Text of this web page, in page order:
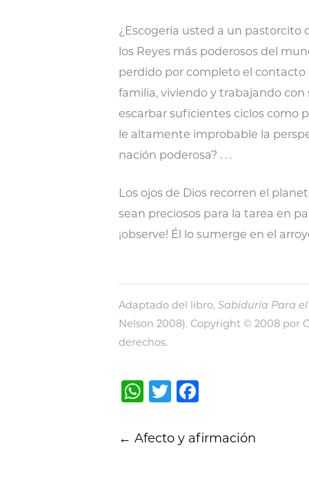
¿Escogería usted a un pastorcito
los Reyes más poderosos del
perdido por completo el contacto
familia, viviendo y trabajando
escarbar suficientes ciclos como
le altamente improbable la
nación poderosa? . . .
Los ojos de Dios recorren el
sean preciosos para la tarea en
¡observe! Él lo sumerge en el
Adaptado del libro, Sabiduría Para
Nelson 2008). Copyright © 2008 por
derechos.
WhatsApp
Twitter
navigation
← Afecto y afirmación